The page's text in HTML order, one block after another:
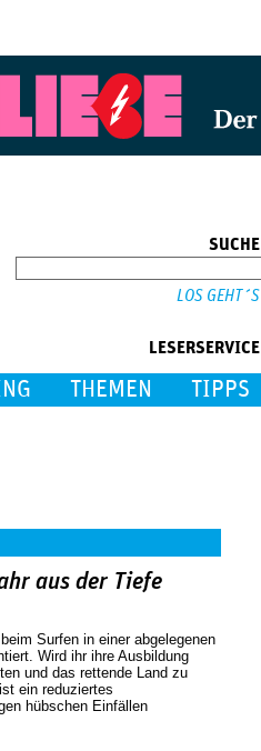
SUCHE
LESERSERVICE
THEMEN TIPPS
aus der Tiefe
Surfen in einer abgelegenen
Wird ihr ihre Ausbildung
und das rettende Land zu
ein reduziertes
hübschen Einfällen